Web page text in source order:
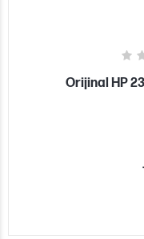
Orijinal HP